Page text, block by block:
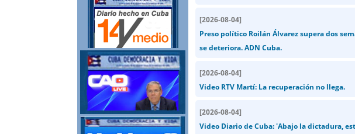
[2026-08-04]
Preso político Roilán Álvarez supera dos
se deteriora. ADN Cuba.
[2026-08-04]
Video RTV Martí: La recuperación no llega.
[2026-08-04]
Video Diario de Cuba: 'Abajo la dictadura,